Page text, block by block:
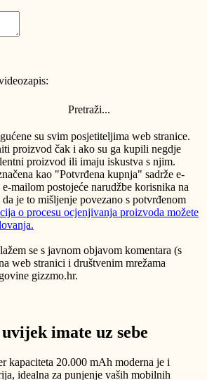
Pretraži...
su svim posjetiteljima web stranice.
proizvod čak i ako su ga kupili negdje
proizvod ili imaju iskustva s njim.
kao "Potvrđena kupnja" sadrže e-
mailom postojeće narudžbe korisnika na
je to mišljenje povezano s potvrđenom
o procesu ocjenjivanja proizvoda možete
se s javnom objavom komentara (s
web stranici i društvenim mrežama
gizzmo.hr.
imate uz sebe
kapaciteta 20.000 mAh moderna je i
idealna za punjenje vaših mobilnih